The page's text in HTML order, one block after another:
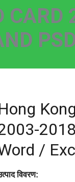
/
विवरण: